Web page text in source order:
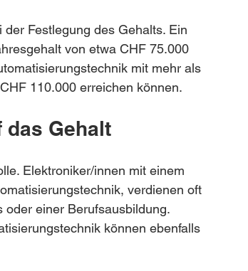
Festlegung des Gehalts. Ein
von etwa CHF 75.000
mit mehr als
110.000 erreichen können.
Gehalt
Elektroniker/innen mit einem
verdienen oft
oder einer Berufsausbildung.
können ebenfalls